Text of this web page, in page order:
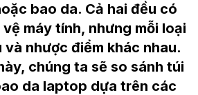
bao da. Cả hai đều có
máy tính, nhưng mỗi loại
và nhược điểm khác nhau.
chúng ta sẽ so sánh túi
da laptop dựa trên các